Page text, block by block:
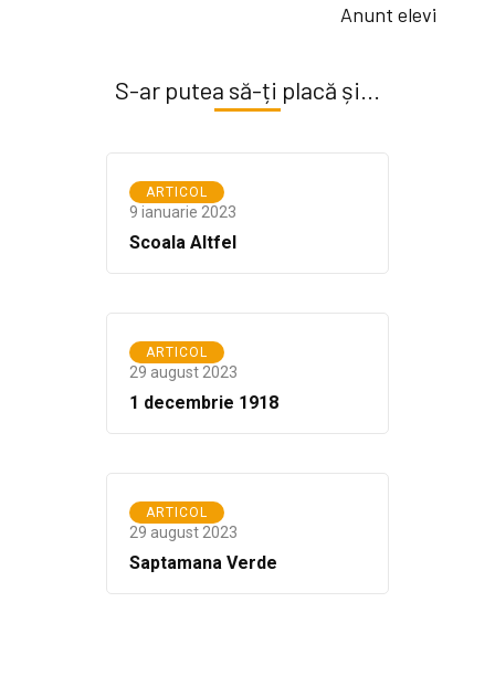
Anunt elevi
S-ar putea să-ți placă și...
ARTICOL
9 ianuarie 2023
Scoala Altfel
ARTICOL
29 august 2023
1 decembrie 1918
ARTICOL
29 august 2023
Saptamana Verde